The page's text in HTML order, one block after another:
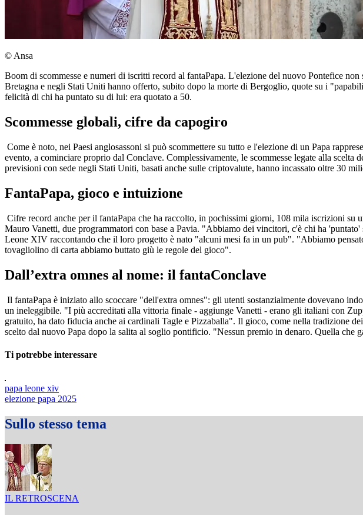
© Ansa
Boom di scommesse e numeri di iscritti record al fantaPapa. L'elezione del nuovo Pontefice
Bretagna e negli Stati Uniti hanno offerto, subito dopo la morte di Bergoglio, quote su i
felicità di chi ha puntato su di lui: era quotato a 50.
Scommesse globali, cifre da capogiro
Come è noto, nei Paesi anglosassoni si può scommettere su tutto e l'elezione di un Papa
evento, a cominciare proprio dal Conclave. Complessivamente, le scommesse legate alla
previsioni con sede negli Stati Uniti, basati anche sulle criptovalute, hanno incassato oltre 30
FantaPapa, gioco e intuizione
Cifre record anche per il fantaPapa che ha raccolto, in pochissimi giorni, 108 mila iscrizioni su
Mauro Vanetti, due programmatori con base a Pavia. "Abbiamo dei vincitori, c'è chi ha
Leone XIV raccontando che il loro progetto è nato "alcuni mesi fa in un pub". "Abbiamo
tovagliolino di carta abbiamo buttato giù le regole del gioco".
Dall’extra omnes al nome: il fantaConclave
Il fantaPapa è iniziato allo scoccare "dell'extra omnes": gli utenti sostanzialmente dovevano
un ineleggibile. "I più accreditati alla vittoria finale - aggiunge Vanetti - erano gli italiani con
gratuito, ha dato fiducia anche ai cardinali Tagle e Pizzaballa". Il gioco, come nella tradizione
scelto dal nuovo Papa dopo la salita al soglio pontificio. "Nessun premio in denaro. Quella
Ti potrebbe interessare
papa leone xiv
elezione papa 2025
Sullo stesso tema
IL RETROSCENA